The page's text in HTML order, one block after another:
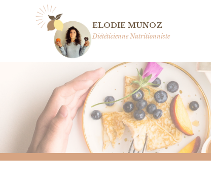
ELODIE MUNOZ
Diététicienne Nutritionniste